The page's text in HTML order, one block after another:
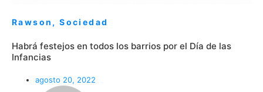
Rawson ,Sociedad
Habrá festejos en todos los barrios por el Día de las
Infancias
agosto 20, 2022